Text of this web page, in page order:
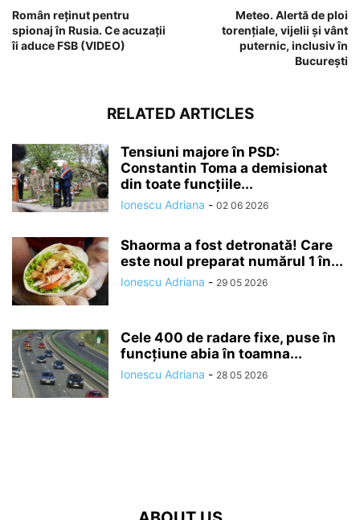
Român reținut pentru
spionaj în Rusia. Ce acuzații
îi aduce FSB (VIDEO)
Meteo. Alertă de ploi
torențiale, vijelii și vânt
puternic, inclusiv în
București
RELATED ARTICLES
Tensiuni majore în PSD:
Constantin Toma a demisionat
din toate funcțiile...
Ionescu Adriana - 02 06 2026
Shaorma a fost detronată! Care
este noul preparat numărul 1 în...
Ionescu Adriana - 29 05 2026
Cele 400 de radare fixe, puse în
funcțiune abia în toamna...
Ionescu Adriana - 28 05 2026